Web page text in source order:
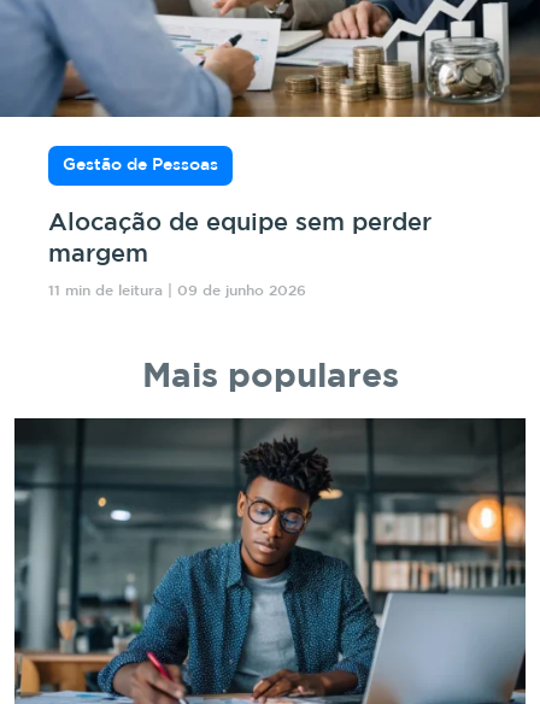
Gestão de Pessoas
Alocação de equipe sem perder
margem
11 min de leitura | 09 de junho 2026
Mais populares